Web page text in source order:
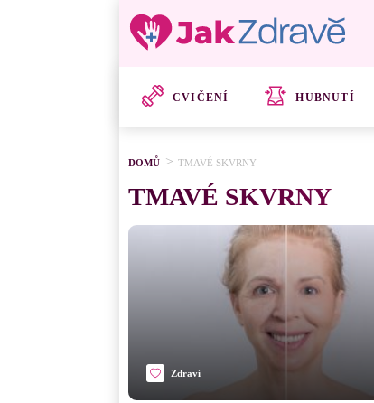
CVIČENÍ HUBNUTÍ
DOMŮ TMAVÉ SKVRNY
TMAVÉ SKVRNY
Zdraví